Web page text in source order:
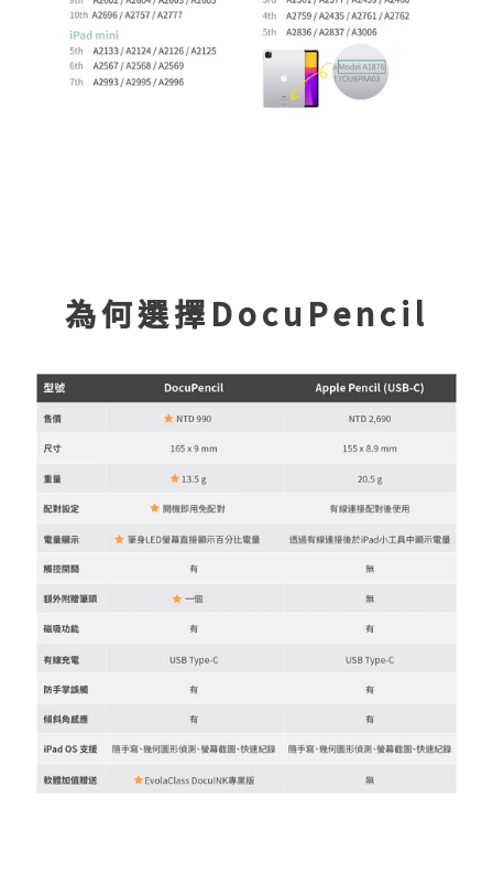
為何選擇DocuPencil